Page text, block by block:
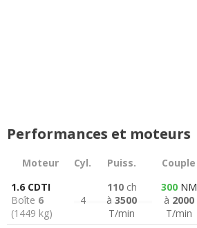
Performances et moteurs
Moteur Cyl. Puiss. Couple
1.6 CDTI
Boîte 6
(1449 kg)
4
110ch
à 3500
T/min
300NM
à 2000
T/min